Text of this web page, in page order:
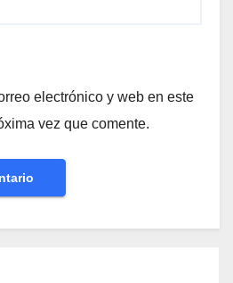
electrónico y web en este
vez que comente.